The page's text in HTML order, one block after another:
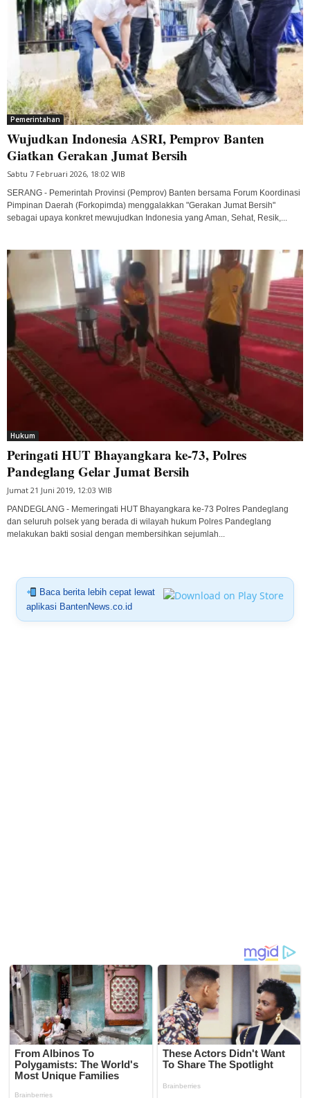
Pemerintahan
Wujudkan Indonesia ASRI, Pemprov Banten
Giatkan Gerakan Jumat Bersih
Sabtu 7 Februari 2026, 18:02 WIB
SERANG - Pemerintah Provinsi (Pemprov) Banten bersama Forum Koordinasi
Pimpinan Daerah (Forkopimda) menggalakkan "Gerakan Jumat Bersih"
sebagai upaya konkret mewujudkan Indonesia yang Aman, Sehat, Resik,...
Hukum
Peringati HUT Bhayangkara ke-73, Polres
Pandeglang Gelar Jumat Bersih
Jumat 21 Juni 2019, 12:03 WIB
PANDEGLANG - Memeringati HUT Bhayangkara ke-73 Polres Pandeglang
dan seluruh polsek yang berada di wilayah hukum Polres Pandeglang
melakukan bakti sosial dengan membersihkan sejumlah...
Baca berita lebih cepat lewat
aplikasi BantenNews.co.id